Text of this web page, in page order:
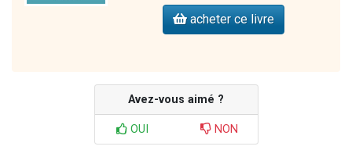
acheter ce livre
Avez-vous aimé ?
OUI NON